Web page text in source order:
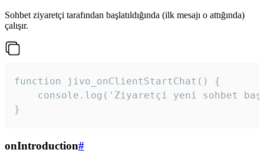
Sohbet ziyaretçi tarafından başlatıldığında (ilk mesajı o attığında)
çalışır.
function jivo_onClientStartChat() {
console.log('Ziyaretçi yeni sohbet
}
onIntroduction#